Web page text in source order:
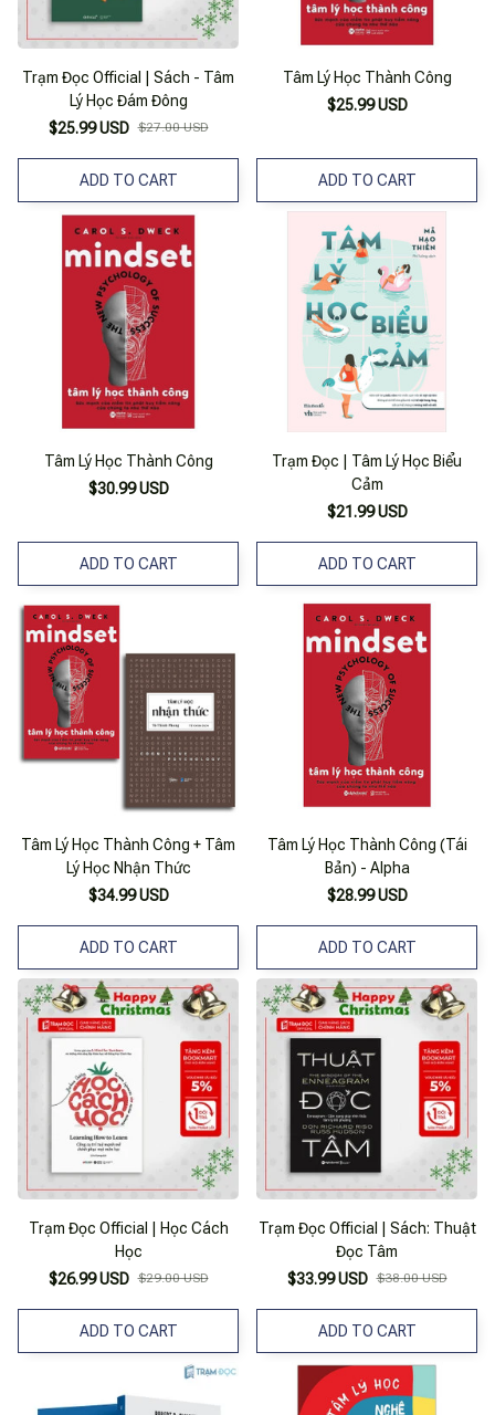
Trạm Đọc Official | Sách - Tâm
Lý Học Đám Đông
$25.99 USD $27.00 USD
ADD TO CART
Tâm Lý Học Thành Công
$25.99 USD
ADD TO CART
Tâm Lý Học Thành Công
$30.99 USD
ADD TO CART
Trạm Đọc | Tâm Lý Học Biểu
Cảm
$21.99 USD
ADD TO CART
Tâm Lý Học Thành Công + Tâm
Lý Học Nhận Thức
$34.99 USD
ADD TO CART
Tâm Lý Học Thành Công (Tái
Bản) - Alpha
$28.99 USD
ADD TO CART
Trạm Đọc Official | Học Cách
Học
$26.99 USD $29.00 USD
ADD TO CART
Trạm Đọc Official | Sách: Thuật
Đọc Tâm
$33.99 USD $38.00 USD
ADD TO CART